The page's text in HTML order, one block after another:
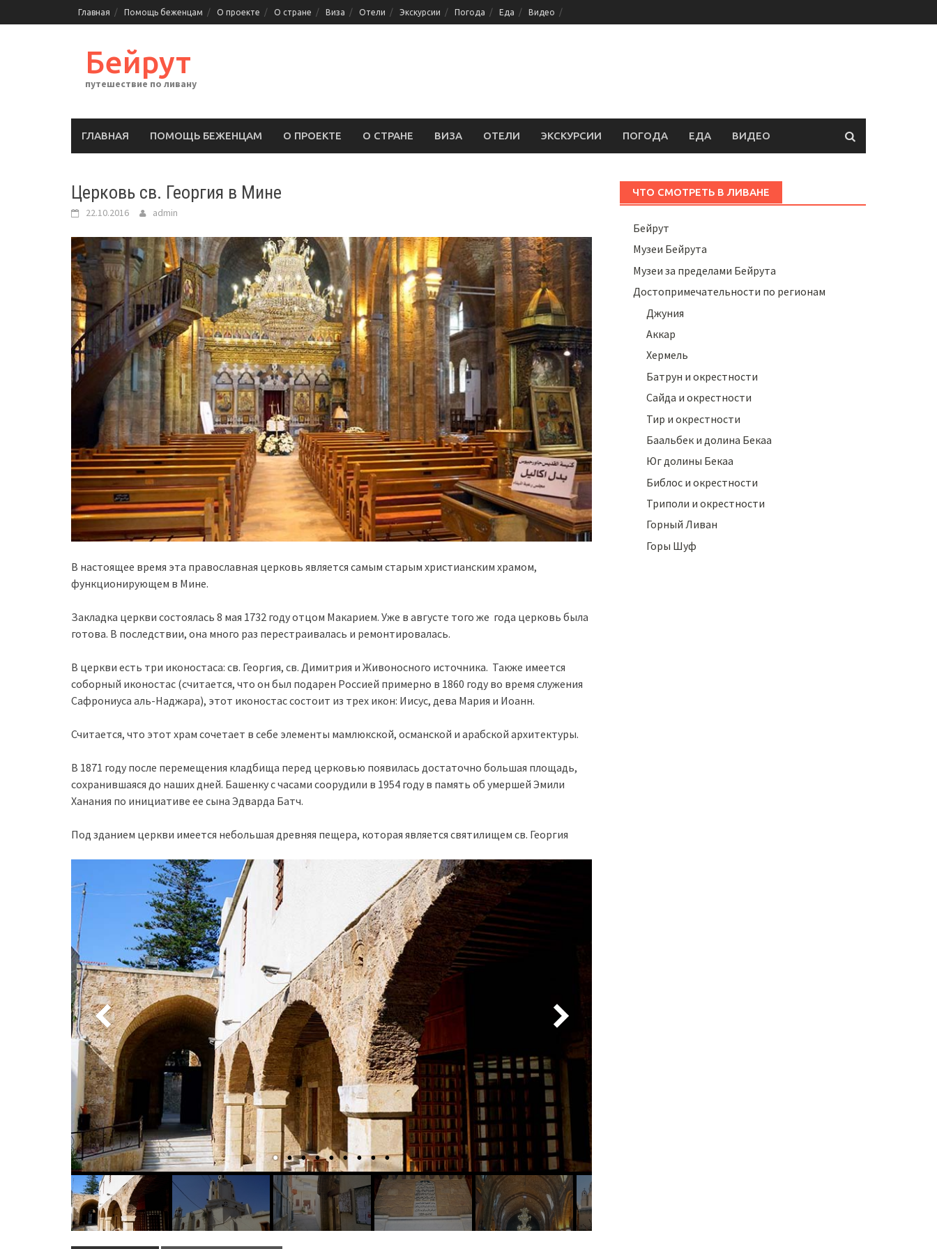
к
Главная Помощь беженцам О проекте О стране Виза Отели Экскурсии Погода Еда Видео
Бейрут
путешествие по ливану
ГЛАВНАЯ ПОМОЩЬ БЕЖЕНЦАМ О ПРОЕКТЕ О СТРАНЕ ВИЗА ОТЕЛИ ЭКСКУРСИИ ПОГОДА ЕДА ВИДЕО
Церковь св. Георгия в Мине
22.10.2016 admin
В настоящее время эта православная церковь является самым старым христианским храмом,
функционирующем в Мине.
Закладка церкви состоялась 8 мая 1732 году отцом Макарием. Уже в августе того же года церковь была
готова. В последствии, она много раз перестраивалась и ремонтировалась.
В церкви есть три иконостаса: св. Георгия, св. Димитрия и Живоносного источника. Также имеется
соборный иконостас (считается, что он был подарен Россией примерно в 1860 году во время служения
Сафрониуса аль-Наджара), этот иконостас состоит из трех икон: Иисус, дева Мария и Иоанн.
Считается, что этот храм сочетает в себе элементы мамлюкской, османской и арабской архитектуры.
В 1871 году после перемещения кладбища перед церковью появилась достаточно большая площадь,
сохранившаяся до наших дней. Башенку с часами соорудили в 1954 году в память об умершей Эмили
Ханания по инициативе ее сына Эдварда Батч.
Под зданием церкви имеется небольшая древняя пещера, которая является святилищем св. Георгия
ЧТО СМОТРЕТЬ В ЛИВАНЕ
Бейрут
Музеи Бейрута
Музеи за пределами Бейрута
Достопримечательности по регионам
Джуния
Аккар
Хермель
Батрун и окрестности
Сайда и окрестности
Тир и окрестности
Баальбек и долина Бекаа
Юг долины Бекаа
Библос и окрестности
Триполи и окрестности
Горный Ливан
Горы Шуф